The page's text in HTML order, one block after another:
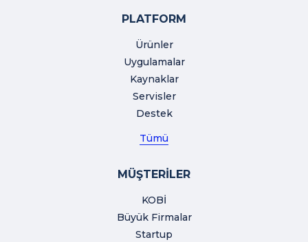
PLATFORM
Ürünler
Uygulamalar
Kaynaklar
Servisler
Destek
Tümü
MÜŞTERİLER
KOBİ
Büyük Firmalar
Startup